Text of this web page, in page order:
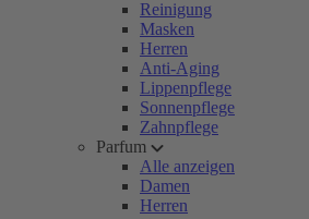
Reinigung
Masken
Herren
Anti-Aging
Lippenpflege
Sonnenpflege
Zahnpflege
Parfum
Alle anzeigen
Damen
Herren